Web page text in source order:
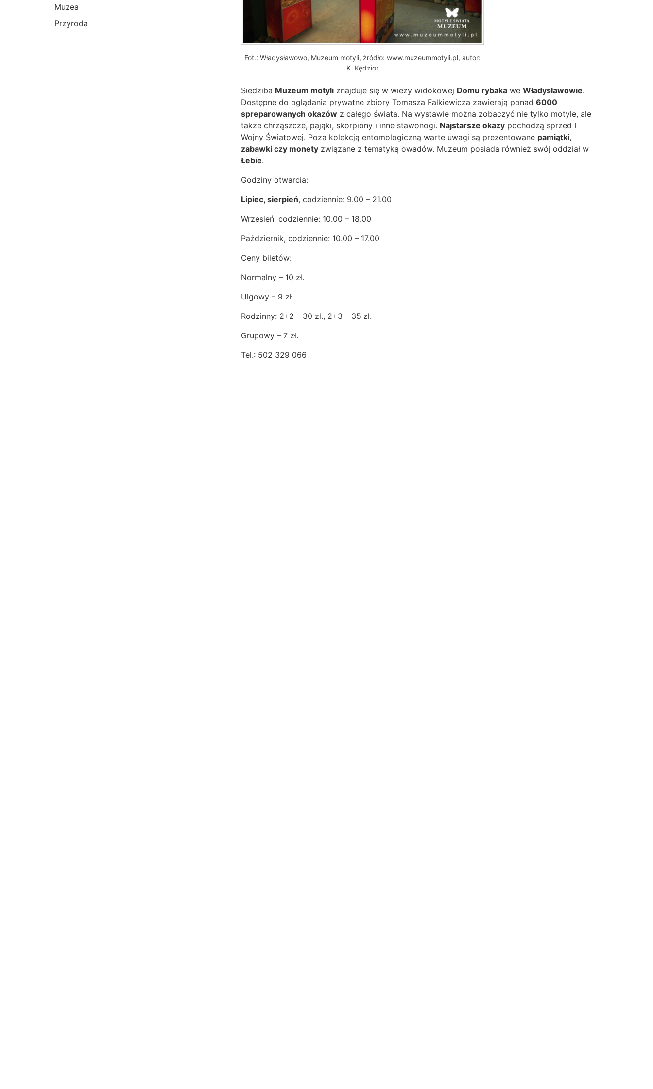
Muzea
Przyroda
Fot.: Władysławowo, Muzeum motyli, źródło: www.muzeummotyli.pl, autor:
K. Kędzior
Siedziba Muzeum motyli znajduje się w wieży widokowej Domu rybaka we Władysławowie.
Dostępne do oglądania prywatne zbiory Tomasza Falkiewicza zawierają ponad 6000
spreparowanych okazów z całego świata. Na wystawie można zobaczyć nie tylko motyle, ale
także chrząszcze, pająki, skorpiony i inne stawonogi. Najstarsze okazy pochodzą sprzed I
Wojny Światowej. Poza kolekcją entomologiczną warte uwagi są prezentowane pamiątki,
zabawki czy monety związane z tematyką owadów. Muzeum posiada również swój oddział w
Łebie.
Godziny otwarcia:
Lipiec, sierpień, codziennie: 9.00 – 21.00
Wrzesień, codziennie: 10.00 – 18.00
Październik, codziennie: 10.00 – 17.00
Ceny biletów:
Normalny – 10 zł.
Ulgowy – 9 zł.
Rodzinny: 2+2 – 30 zł., 2+3 – 35 zł.
Grupowy – 7 zł.
Tel.: 502 329 066